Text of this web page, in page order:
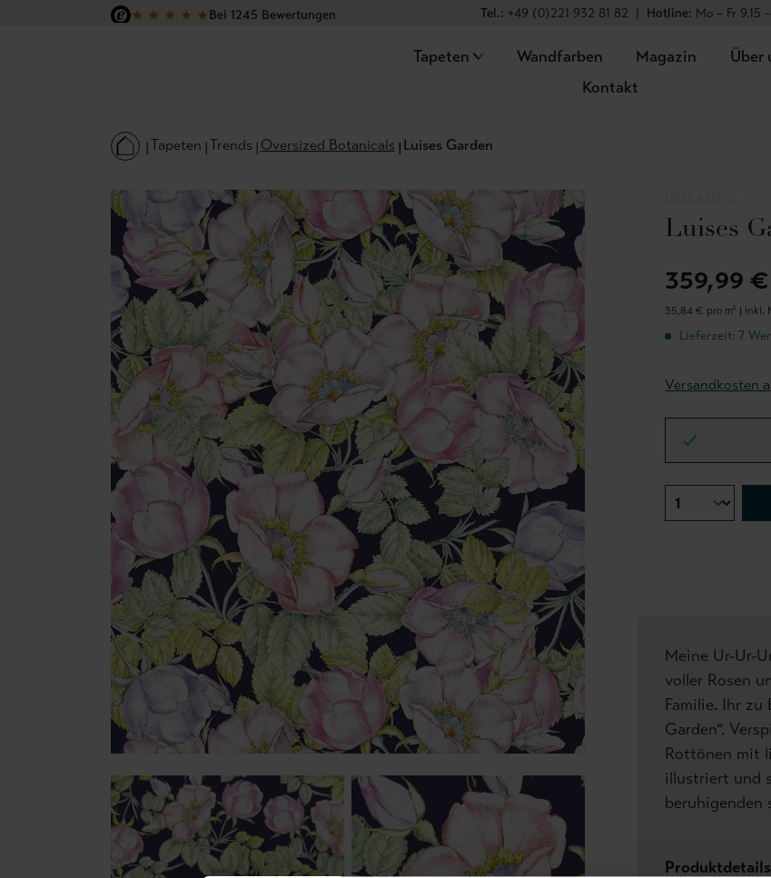
Hauptinhalt springen
Zur Suche springen
Zur Hauptnavigation springen
★ ★ ★ ★ ★Bei 1245 Bewertungen
Tel.: +49 (0)221 932 81 82 | Hotline: Mo – Fr 9.15
Tapeten Wandfarben Magazin
Über
Kontakt
Tapeten Trends Oversized Botanicals Luises Garden
Luises
359,99 €
35,84 € pro m² | inkl.
Lieferzeit: 7
Versandkosten
Meine Ur-Ur-
voller Rosen
Familie. Ihr
Garden“.
Rottönen mit
illustriert und
beruhigenden
Produktdetails